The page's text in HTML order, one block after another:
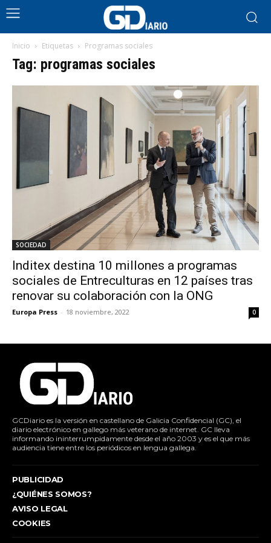
Inicio Etiquetas Programas sociales
Tag: programas sociales
SOCIEDAD
Inditex destina 10 millones a programas
sociales de Entreculturas en 12 países tras
renovar su colaboración con la ONG
Europa Press - 18 noviembre, 2022 0
GCDiario es la versión en castellano de Galicia Confidencial (GC), el
diario electrónico en gallego más veterano de internet. GC lleva
informando ininterrumpidamente desde el año 2003 y es el que más
audiencia tiene entre los periódicos en lengua gallega.
PUBLICIDAD
¿QUIÉNES SOMOS?
AVISO LEGAL
COOKIES